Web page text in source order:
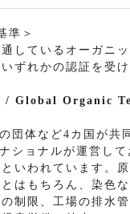
準＞
しているオーガニ
ずれかの認証を受け
/ Global Organic
団体など4カ国が共
ショナルが運営し
いわれています。
はもちろん、染色
制限、工場の排水